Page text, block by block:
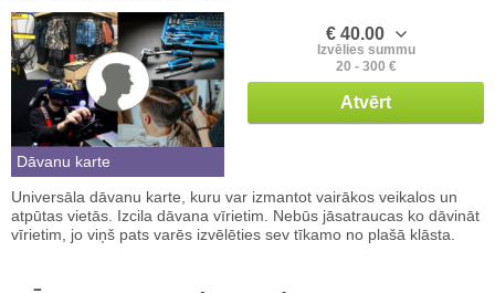
Dāvanu karte
€ 40.00
Izvēlies summu
20 - 300 €
Atvērt
Universāla dāvanu karte, kuru var izmantot vairākos veikalos un
atpūtas vietās. Izcila dāvana vīrietim. Nebūs jāsatraucas ko dāvināt
vīrietim, jo viņš pats varēs izvēlēties sev tīkamo no plašā klāsta.